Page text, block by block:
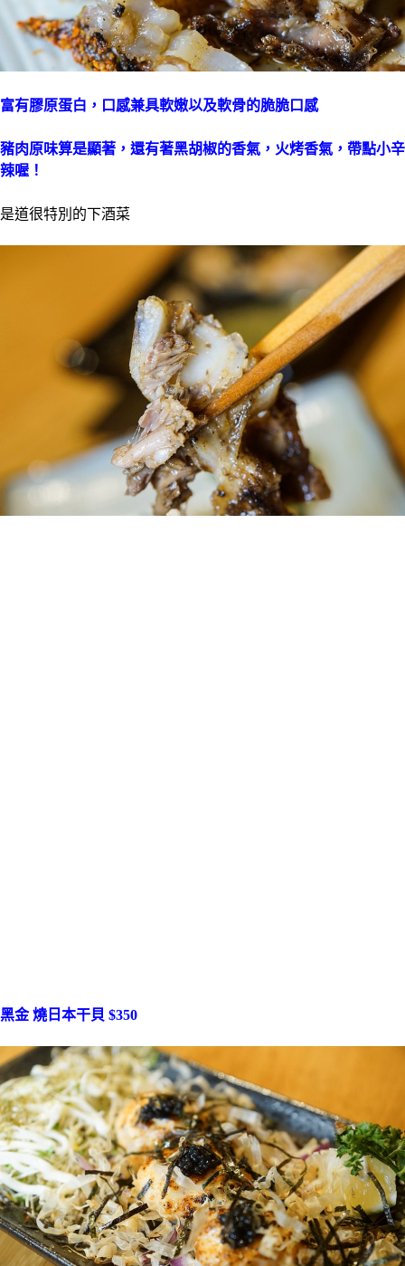
富有膠原蛋白，口感兼具軟嫩以及軟骨的脆脆口感
豬肉原味算是顯著，還有著黑胡椒的香氣，火烤香氣，帶點小辛
辣喔！
是道很特別的下酒菜
黑金 燒日本干貝 $350